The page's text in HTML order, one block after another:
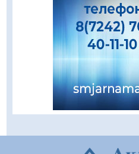
Құқықтық статистика
алу жөніндегі
облысы бойынша
тағайындалды
04.08.2026
Қазақстандықтардың
Құрылтай үшін дауыс
04.08.2026
Мектептен – Ұлттық